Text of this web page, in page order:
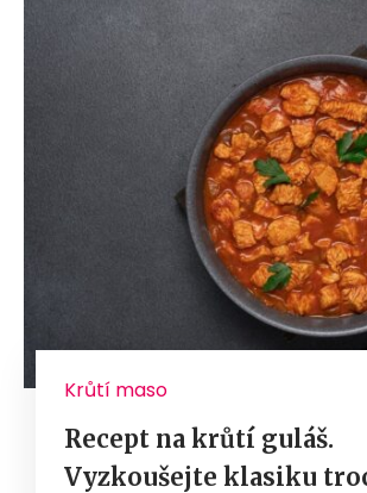
Krůtí maso
Recept na krůtí guláš.
Vyzkoušejte klasiku